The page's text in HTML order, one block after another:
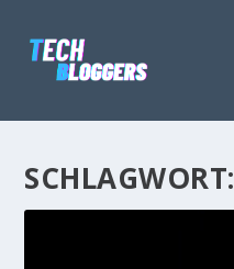
SCHLAGWORT: